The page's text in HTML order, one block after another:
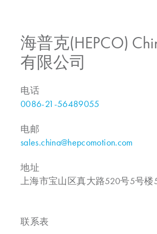
海普克(HEPCO)
有限公司
电话
0086-21-56489055
电邮
sales.china@hepcomotion.com
地址
上海市宝山区真大路520号5号楼
联系表